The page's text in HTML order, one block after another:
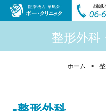
整形外科
ホーム >